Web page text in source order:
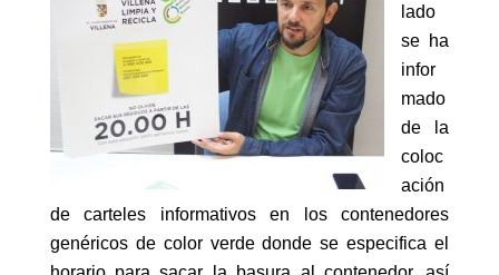
lado
se ha
infor
mado
de la
coloc
ación
de carteles informativos en los contenedores
genéricos de color verde donde se especifica el